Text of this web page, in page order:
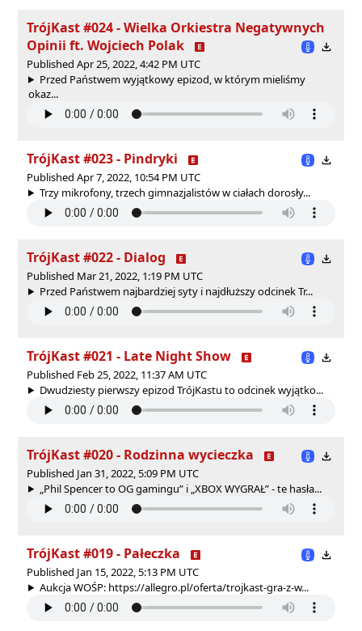
TrójKast #024 - Wielka Orkiestra Negatywnych
Opinii ft. Wojciech Polak
Published Apr 25, 2022, 4:42 PM UTC
Przed Państwem wyjątkowy epizod, w którym mieliśmy
okaz...
TrójKast #023 - Pindryki
Published Apr 7, 2022, 10:54 PM UTC
Trzy mikrofony, trzech gimnazjalistów w ciałach dorosły...
TrójKast #022 - Dialog
Published Mar 21, 2022, 1:19 PM UTC
Przed Państwem najbardziej syty i najdłuższy odcinek Tr...
TrójKast #021 - Late Night Show
Published Feb 25, 2022, 11:37 AM UTC
Dwudziesty pierwszy epizod TrójKastu to odcinek wyjątko...
TrójKast #020 - Rodzinna wycieczka
Published Jan 31, 2022, 5:09 PM UTC
„Phil Spencer to OG gamingu” i „XBOX WYGRAŁ” - te hasła...
TrójKast #019 - Pałeczka
Published Jan 15, 2022, 5:13 PM UTC
Aukcja WOŚP: https://allegro.pl/oferta/trojkast-gra-z-w...